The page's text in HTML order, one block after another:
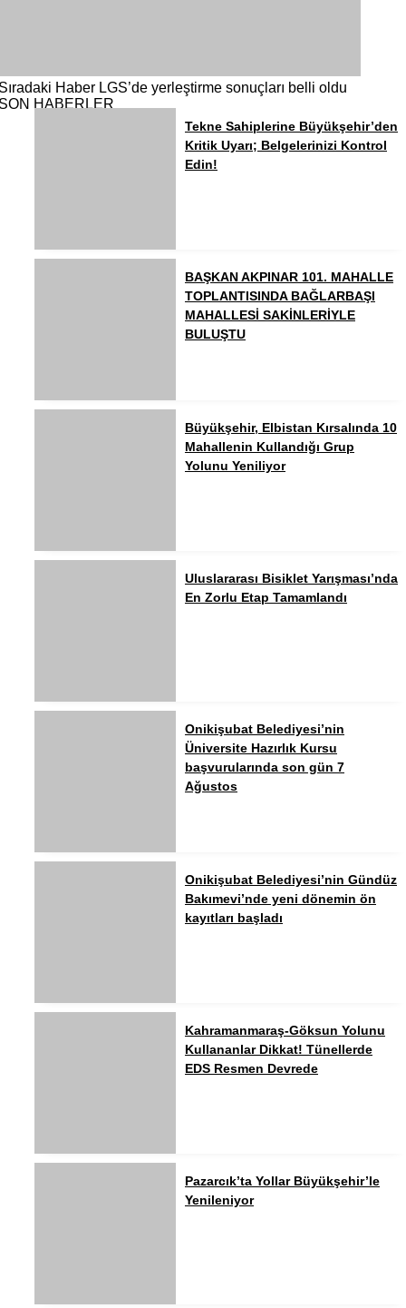
Haber LGS’de yerleştirme sonuçları belli oldu
HABERLER
Tekne Sahiplerine Büyükşehir’den
Kritik Uyarı; Belgelerinizi Kontrol
Edin!
BAŞKAN AKPINAR 101. MAHALLE
TOPLANTISINDA BAĞLARBAŞI
MAHALLESİ SAKİNLERİYLE
BULUŞTU
Büyükşehir, Elbistan Kırsalında 10
Mahallenin Kullandığı Grup
Yolunu Yeniliyor
Uluslararası Bisiklet Yarışması’nda
En Zorlu Etap Tamamlandı
Onikişubat Belediyesi’nin
Üniversite Hazırlık Kursu
başvurularında son gün 7
Ağustos
Onikişubat Belediyesi’nin Gündüz
Bakımevi’nde yeni dönemin ön
kayıtları başladı
Kahramanmaraş-Göksun Yolunu
Kullananlar Dikkat! Tünellerde
EDS Resmen Devrede
Pazarcık’ta Yollar Büyükşehir’le
Yenileniyor